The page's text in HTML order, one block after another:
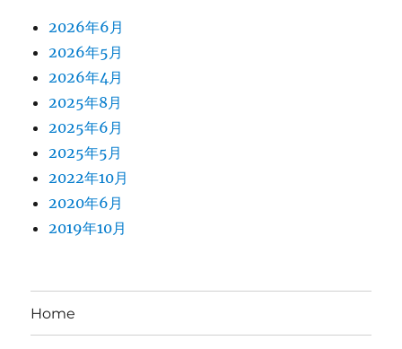
2026年6月
2026年5月
2026年4月
2025年8月
2025年6月
2025年5月
2022年10月
2020年6月
2019年10月
Home